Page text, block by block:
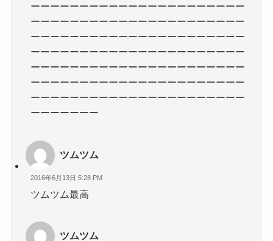
ーーーーーーーーーーーーーーーーーーーーーー
ーーーーーーーーーーーーーーーーーーーーーー
ーーーーーーーーーーーーーーーーーーーーーー
ーーーーーーーーーーーーーーーーーーーーーー
ーーーーーーーーーーーーーーーーーーーーーー
ーーーーーーーーーーーーーーーーーーーーーー
ーーーーーーーーーーーーーーーーーーーーーー
ーーーーーーー
ツムツム
2016年6月13日 5:28 PM
ツムツム最高
ツムツム